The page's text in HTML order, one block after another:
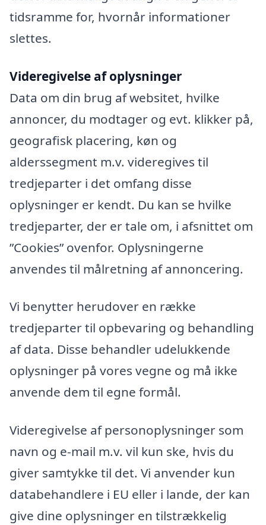
tidsramme for, hvornår informationer
slettes.
Videregivelse af oplysninger
Data om din brug af websitet, hvilke
annoncer, du modtager og evt. klikker på,
geografisk placering, køn og
alderssegment m.v. videregives til
tredjeparter i det omfang disse
oplysninger er kendt. Du kan se hvilke
tredjeparter, der er tale om, i afsnittet om
”Cookies” ovenfor. Oplysningerne
anvendes til målretning af annoncering.
Vi benytter herudover en række
tredjeparter til opbevaring og behandling
af data. Disse behandler udelukkende
oplysninger på vores vegne og må ikke
anvende dem til egne formål.
Videregivelse af personoplysninger som
navn og e-mail m.v. vil kun ske, hvis du
giver samtykke til det. Vi anvender kun
databehandlere i EU eller i lande, der kan
give dine oplysninger en tilstrækkelig